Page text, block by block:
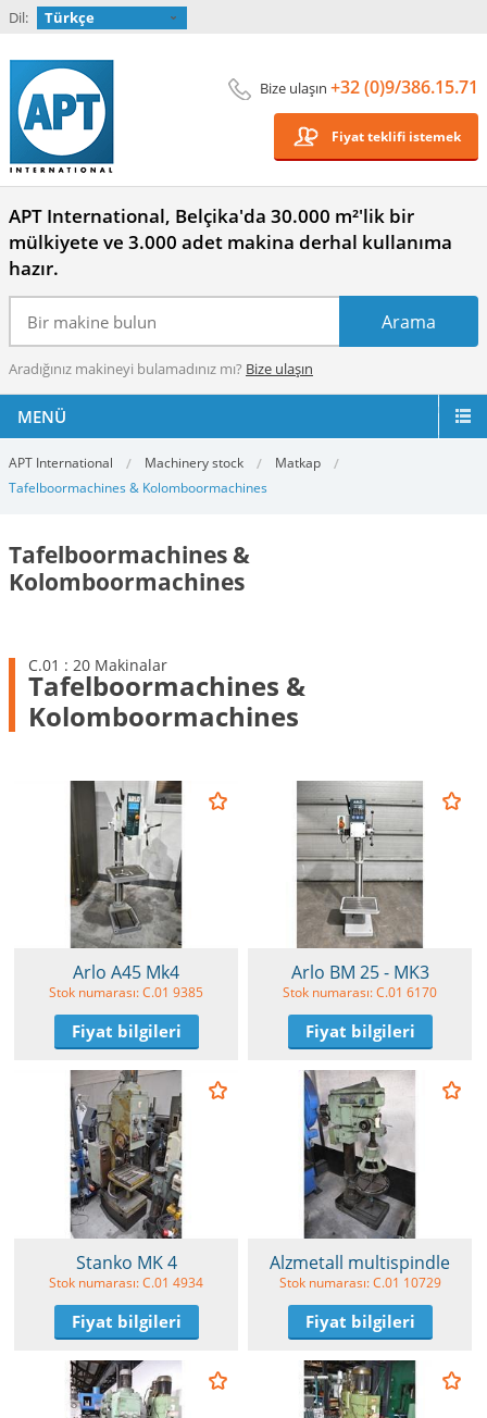
Dil: Türkçe
Bize ulaşın +32 (0)9/386.15.71
Fiyat teklifi istemek
APT International, Belçika'da 30.000 m²'lik bir
mülkiyete ve 3.000 adet makina derhal kullanıma
hazır.
Aradığınız makineyi bulamadınız mı? Bize ulaşın
MENÜ
APT International Machinery stock
Matkap
Tafelboormachines & Kolomboormachines
Tafelboormachines &
Kolomboormachines
C.01 : 20 Makinalar
Tafelboormachines &
Kolomboormachines
Arlo A45 Mk4
Stok numarası: C.01 9385
Fiyat bilgileri
Arlo BM 25 - MK3
Stok numarası: C.01 6170
Fiyat bilgileri
Stanko MK 4
Stok numarası: C.01 4934
Fiyat bilgileri
Alzmetall multispindle
Stok numarası: C.01 10729
Fiyat bilgileri